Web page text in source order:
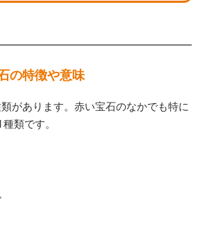
の特徴や意味
があります。赤い宝石のなかでも特に
類です。